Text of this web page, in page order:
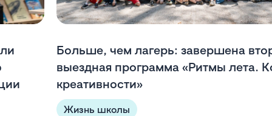
Больше, чем лагерь: завершена
выездная программа «Ритмы лета.
креативности»
Жизнь школы